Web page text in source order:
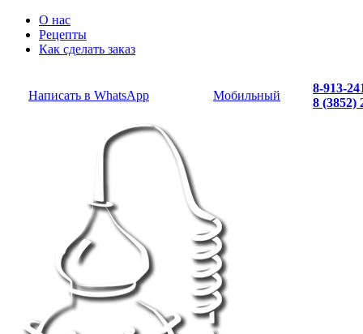
О нас
Рецепты
Как сделать заказ
Написать в WhatsApp Мобильный
8-913-
8 (3852)